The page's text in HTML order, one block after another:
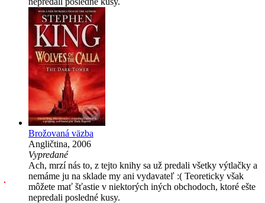
Brožovaná väzba
Angličtina, 2006
Vypredané
Ach, mrzí nás to, z tejto knihy sa už predali všetky výtlačky a
nemáme ju na sklade my ani vydavateľ :( Teoreticky však
môžete mať šťastie v niektorých iných obchodoch, ktoré ešte
nepredali posledné kusy.